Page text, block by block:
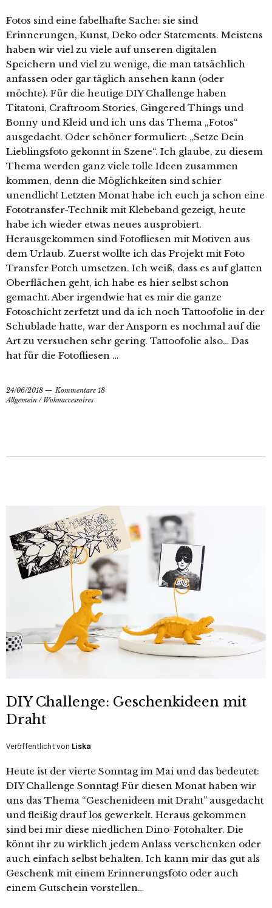
Fotos sind eine fabelhafte Sache: sie sind
Erinnerungen, Kunst, Deko oder Statements. Meistens
haben wir viel zu viele auf unseren digitalen
Speichern und viel zu wenige, die man tatsächlich
anfassen oder gar täglich ansehen kann (oder
möchte). Für die heutige DIY Challenge haben
Titatoni, Craftroom Stories, Gingered Things und
Bonny und Kleid und ich uns das Thema „Fotos“
ausgedacht. Oder schöner formuliert: „Setze Dein
Lieblingsfoto gekonnt in Szene“. Ich glaube, zu diesem
Thema werden ganz viele tolle Ideen zusammen
kommen, denn die Möglichkeiten sind schier
unendlich! Letzten Monat habe ich euch ja schon eine
Fototransfer-Technik mit Klebeband gezeigt, heute
habe ich wieder etwas neues ausprobiert.
Herausgekommen sind Fotofliesen mit Motiven aus
dem Urlaub. Zuerst wollte ich das Projekt mit Foto
Transfer Potch umsetzen. Ich weiß, dass es auf glatten
Oberflächen geht, ich habe es hier selbst schon
gemacht. Aber irgendwie hat es mir die ganze
Fotoschicht zerfetzt und da ich noch Tattoofolie in der
Schublade hatte, war der Ansporn es nochmal auf die
Art zu versuchen sehr gering. Tattoofolie also… Das
hat für die Fotofliesen …
24/06/2018
Kommentare 18
Allgemein / Wohnaccessoires
DIY Challenge: Geschenkideen mit
Draht
Veröffentlicht von Liska
Heute ist der vierte Sonntag im Mai und das bedeutet:
DIY Challenge Sonntag! Für diesen Monat haben wir
uns das Thema “Geschenideen mit Draht” ausgedacht
und fleißig drauf los gewerkelt. Heraus gekommen
sind bei mir diese niedlichen Dino-Fotohalter. Die
könnt ihr zu wirklich jedem Anlass verschenken oder
auch einfach selbst behalten. Ich kann mir das gut als
Geschenk mit einem Erinnerungsfoto oder auch
einem Gutschein vorstellen…